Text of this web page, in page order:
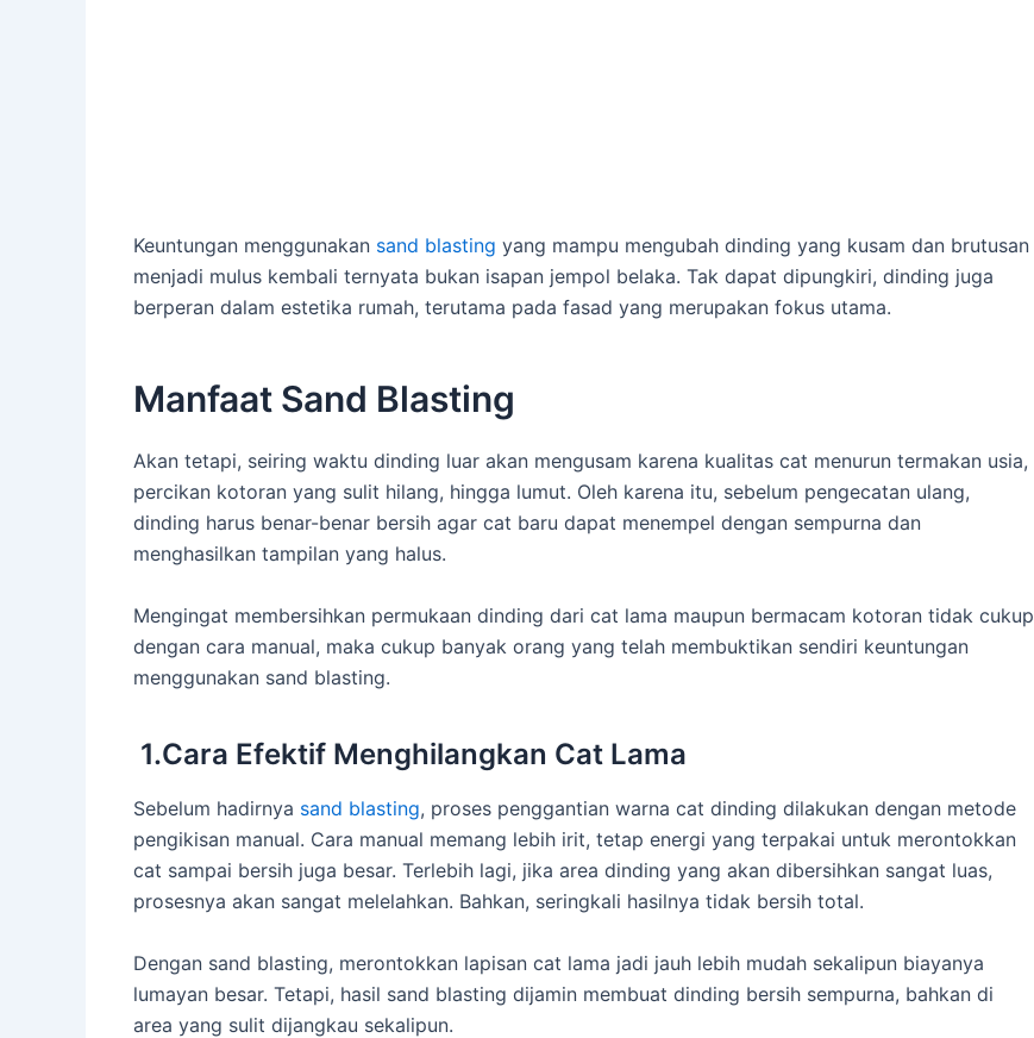
Keuntungan menggunakan sand blasting yang mampu mengubah dinding yang kusam dan brutusan
menjadi mulus kembali ternyata bukan isapan jempol belaka. Tak dapat dipungkiri, dinding juga
berperan dalam estetika rumah, terutama pada fasad yang merupakan fokus utama.
Manfaat Sand Blasting
Akan tetapi, seiring waktu dinding luar akan mengusam karena kualitas cat menurun termakan usia,
percikan kotoran yang sulit hilang, hingga lumut. Oleh karena itu, sebelum pengecatan ulang,
dinding harus benar-benar bersih agar cat baru dapat menempel dengan sempurna dan
menghasilkan tampilan yang halus.
Mengingat membersihkan permukaan dinding dari cat lama maupun bermacam kotoran tidak cukup
dengan cara manual, maka cukup banyak orang yang telah membuktikan sendiri keuntungan
menggunakan sand blasting.
1.Cara Efektif Menghilangkan Cat Lama
Sebelum hadirnya sand blasting, proses penggantian warna cat dinding dilakukan dengan metode
pengikisan manual. Cara manual memang lebih irit, tetap energi yang terpakai untuk merontokkan
cat sampai bersih juga besar. Terlebih lagi, jika area dinding yang akan dibersihkan sangat luas,
prosesnya akan sangat melelahkan. Bahkan, seringkali hasilnya tidak bersih total.
Dengan sand blasting, merontokkan lapisan cat lama jadi jauh lebih mudah sekalipun biayanya
lumayan besar. Tetapi, hasil sand blasting dijamin membuat dinding bersih sempurna, bahkan di
area yang sulit dijangkau sekalipun.